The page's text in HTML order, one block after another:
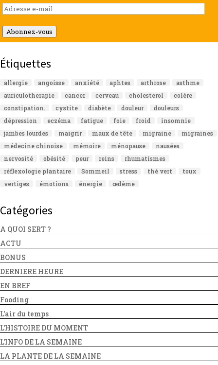
Adresse
e-
mail
Abonnez-vous
Étiquettes
allergie angoisse anxiété aphtes arthrose
asthme
auriculotherapie
cancer cerveau cholesterol
colère
constipation.
cystite diabète douleur
douleurs
dépression
eczéma fatigue foie froid
insomnie
jambes lourdes
maigrir maux de tête migraine
migraines
médecine chinoise
mémoire ménopause
nausées
nervosité
obésité peur reins
rhumatismes
réflexologie plantaire
Sommeil stress thé vert
toux
vertiges
émotions énergie œdème
Catégories
A QUOI SERT ?
ACTU
BONUS
DERNIERE HEURE
EN BREF
Fooding
L'air du temps
L'HISTOIRE DU MOMENT
L'INFO DE LA SEMAINE
LA PLANTE DE LA SEMAINE